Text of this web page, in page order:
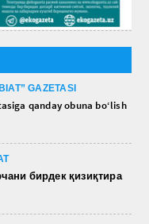
GAZETASI
qanday obuna bo‘lish
бирдек қизиқтира